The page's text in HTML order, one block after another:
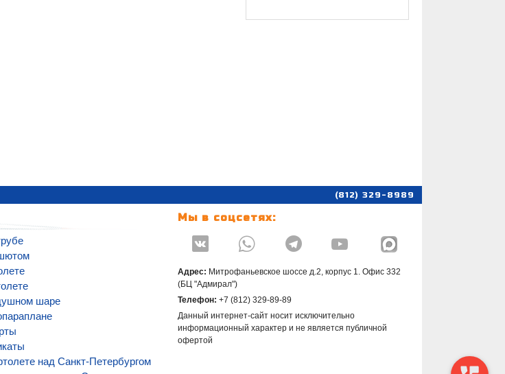
(812) 329-8989
шаре
над Санкт-Петербургом
Мы в соцсетях:
   
Адрес: Митрофаньевское шоссе д.2, корпус 1. Офис 332
(БЦ "Адмирал")
Телефон: +7 (812) 329-89-89
Данный интернет-сайт носит исключительно
информационный характер и не является публичной
офертой